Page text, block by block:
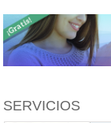
SERVICIOS